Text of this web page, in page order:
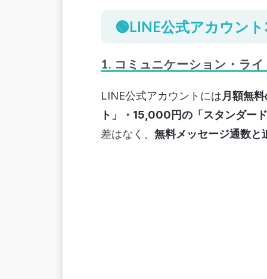
3. 変更ボタンがグレーアウトしている
1. 友だち増加シナリオ別シミュレーシ
3. 無料機能（チャット・リッチメニュ
🟢プラン変更後に行うべき設定チェッ
1. リッチメニュー・応答メッセージの
🟢LINE公式アカウン
1. コミュニケーション・ラ
LINE公式アカウント には月額無
ト」・15,000円の「スタンダード
差はなく、 無料メッセージ通数と